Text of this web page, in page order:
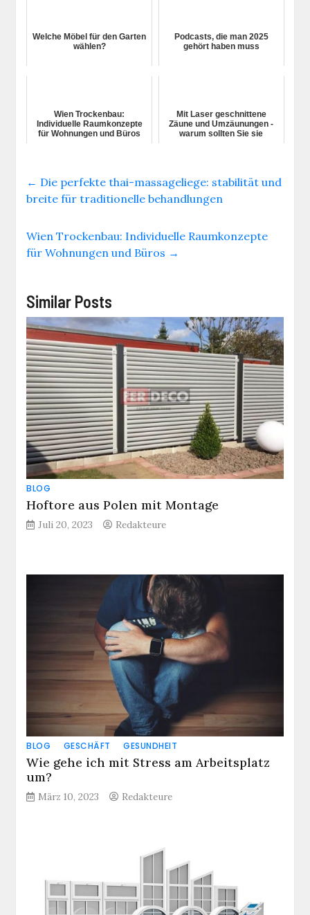
Welche Möbel für den Garten
wählen?
Podcasts, die man 2025
gehört haben muss
Wien Trockenbau:
Individuelle Raumkonzepte
für Wohnungen und Büros
Mit Laser geschnittene
Zäune und Umzäunungen -
warum sollten Sie sie
← Die perfekte thai-massageliege: stabilität und
breite für traditionelle behandlungen
Wien Trockenbau: Individuelle Raumkonzepte
für Wohnungen und Büros →
Similar Posts
BLOG
Hoftore aus Polen mit Montage
Juli 20, 2023 Redakteure
BLOG GESCHÄFT GESUNDHEIT
Wie gehe ich mit Stress am Arbeitsplatz
um?
März 10, 2023 Redakteure